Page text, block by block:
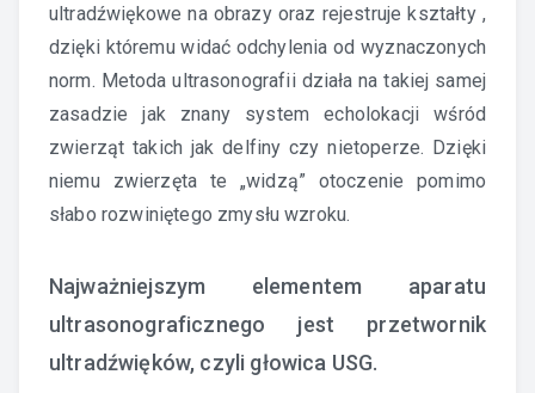
ultradźwiękowe na obrazy oraz rejestruje kształty ,
dzięki któremu widać odchylenia od wyznaczonych
norm. Metoda ultrasonografii działa na takiej samej
zasadzie jak znany system echolokacji wśród
zwierząt takich jak delfiny czy nietoperze. Dzięki
niemu zwierzęta te „widzą” otoczenie pomimo
słabo rozwiniętego zmysłu wzroku.
Najważniejszym elementem aparatu
ultrasonograficznego jest przetwornik
ultradźwięków, czyli głowica USG.